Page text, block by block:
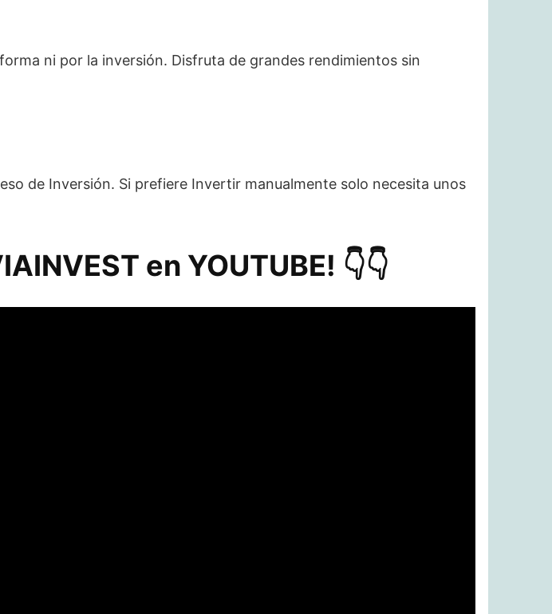
ni por la inversión. Disfruta de grandes rendimientos sin
de Inversión. Si prefiere Invertir manualmente solo necesita unos
en YOUTUBE! 👇​👇​